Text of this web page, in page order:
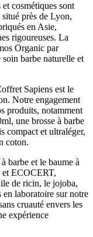
cosmétiques sont
près de Lyon,
en Asie,
rigoureuses. La
Organic par
barbe naturelle et
Sapiens est le
Notre engagement
produits, notamment
une brosse à barbe
compact et ultraléger,
coton.
barbe et le baume à
et ECOCERT,
de ricin, le jojoba,
en laboratoire sur notre
cruauté envers les
expérience